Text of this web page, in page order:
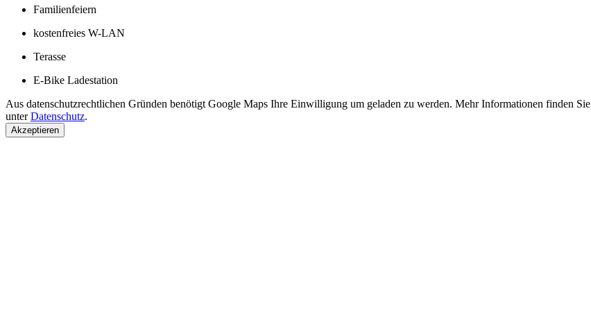
Familienfeiern
kostenfreies W-LAN
Terasse
E-Bike Ladestation
Aus datenschutzrechtlichen Gründen benötigt Google Maps Ihre Einwilligung um geladen zu werden. Mehr Informationen finden Sie
unterDatenschutz.
Akzeptieren